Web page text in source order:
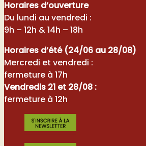
Horaires d’ouverture
Du lundi au vendredi :
9h – 12h & 14h – 18h
Horaires d’été (24/06 au 28/08)
Mercredi et vendredi :
fermeture à 17h
Vendredis 21 et 28/08 :
fermeture à 12h